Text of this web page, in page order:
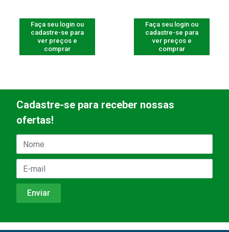
Faça seu login ou
cadastre-se para
ver preços e
comprar
Faça seu login ou
cadastre-se para
ver preços e
comprar
Cadastre-se para receber nossas
ofertas!